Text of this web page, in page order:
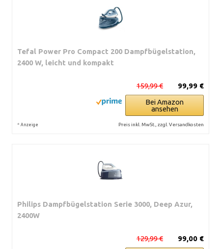
Tefal Power Pro Compact 200 Dampfbügelstation,
2400 W, leicht und kompakt
99,99 €
159,99 €
Bei Amazon
ansehen
* Anzeige Preis inkl. MwSt., zzgl. Versandkosten
Philips Dampfbügelstation Serie 3000, Deep Azur,
2400W
99,00 €
129,99 €